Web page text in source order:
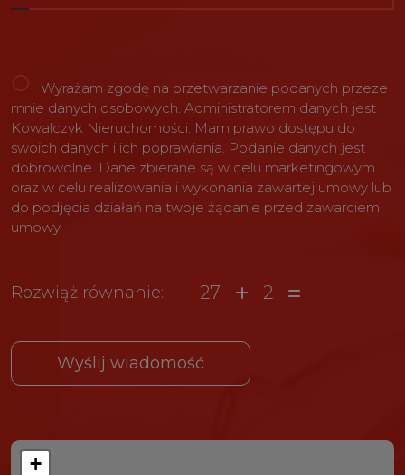
Wyrażam zgodę na przetwarzanie podanych przeze
mnie danych osobowych. Administratorem danych jest
Kowalczyk Nieruchomości. Mam prawo dostępu do
swoich danych i ich poprawiania. Podanie danych jest
dobrowolne. Dane zbierane są w celu marketingowym
oraz w celu realizowania i wykonania zawartej umowy lub
do podjęcia działań na twoje żądanie przed zawarciem
umowy.
Rozwiąż równanie: 27 2
+